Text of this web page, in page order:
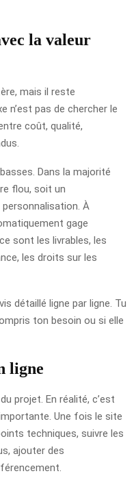
la valeur
mais il reste
n’est pas de chercher le
coût, qualité,
Dans la majorité
flou, soit un
À
gage
sont les livrables, les
les droits sur les
détaillé ligne par ligne. Tu
ton besoin ou si elle
ligne
projet. En réalité, c’est
Une fois le site
techniques, suivre les
ajouter des